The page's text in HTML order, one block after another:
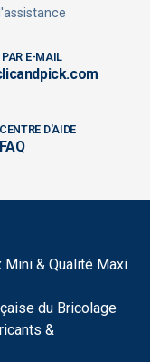
E-MAIL
CENTRE D'AIDE
FAQ
Mini & Qualité Maxi
du Bricolage
&